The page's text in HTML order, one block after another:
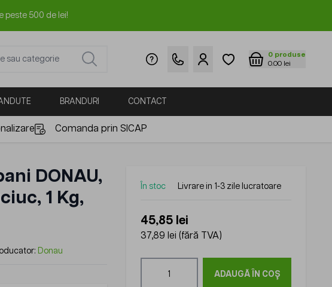
peste 500 de lei!
0 produse
0.00 lei
BRANDURI CONTACT
Comanda prin SICAP
DONAU,
1 Kg,
Donau
În stoc Livrare in 1-3 zile lucratoare
45,85 lei
37,89 lei (fără TVA)
ADAUGĂ ÎN COȘ